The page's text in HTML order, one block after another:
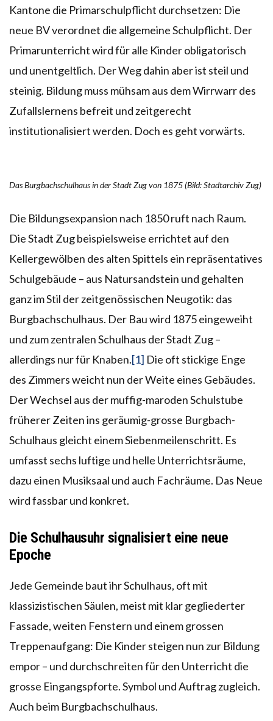
Kantone die Primarschulpflicht durchsetzen: Die
neue BV verordnet die allgemeine Schulpflicht. Der
Primarunterricht wird für alle Kinder obligatorisch
und unentgeltlich. Der Weg dahin aber ist steil und
steinig. Bildung muss mühsam aus dem Wirrwarr des
Zufallslernens befreit und zeitgerecht
institutionalisiert werden. Doch es geht vorwärts.
Das Burgbachschulhaus in der Stadt Zug von 1875 (Bild: Stadtarchiv Zug)
Die Bildungsexpansion nach 1850 ruft nach Raum.
Die Stadt Zug beispielsweise errichtet auf den
Kellergewölben des alten Spittels ein repräsentatives
Schulgebäude – aus Natursandstein und gehalten
ganz im Stil der zeitgenössischen Neugotik: das
Burgbachschulhaus. Der Bau wird 1875 eingeweiht
und zum zentralen Schulhaus der Stadt Zug –
allerdings nur für Knaben.[1] Die oft stickige Enge
des Zimmers weicht nun der Weite eines Gebäudes.
Der Wechsel aus der muffig-maroden Schulstube
früherer Zeiten ins geräumig-grosse Burgbach-
Schulhaus gleicht einem Siebenmeilenschritt. Es
umfasst sechs luftige und helle Unterrichtsräume,
dazu einen Musiksaal und auch Fachräume. Das Neue
wird fassbar und konkret.
Die Schulhausuhr signalisiert eine neue
Epoche
Jede Gemeinde baut ihr Schulhaus, oft mit
klassizistischen Säulen, meist mit klar gegliederter
Fassade, weiten Fenstern und einem grossen
Treppenaufgang: Die Kinder steigen nun zur Bildung
empor – und durchschreiten für den Unterricht die
grosse Eingangspforte. Symbol und Auftrag zugleich.
Auch beim Burgbachschulhaus.